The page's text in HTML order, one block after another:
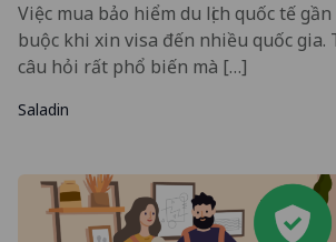
Việc mua bảo hiểm du lịch quốc tế
buộc khi xin visa đến nhiều quốc gia.
câu hỏi rất phổ biến mà […]
Saladin